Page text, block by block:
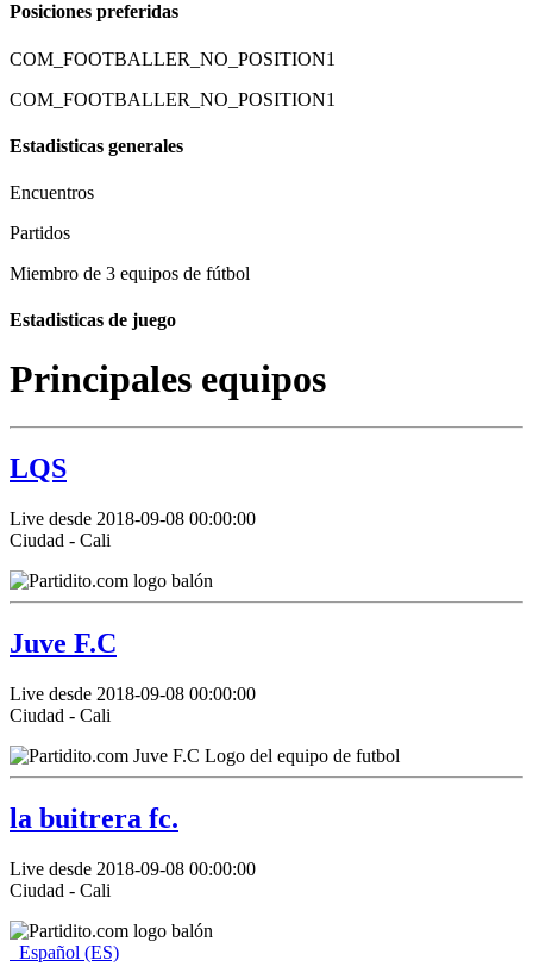
Posiciones preferidas
COM_FOOTBALLER_NO_POSITION1
COM_FOOTBALLER_NO_POSITION1
Estadisticas generales
Encuentros
Partidos
Miembro de 3 equipos de fútbol
Estadisticas de juego
Principales equipos
LQS
Live desde 2018-09-08 00:00:00
Ciudad - Cali
Juve F.C
Live desde 2018-09-08 00:00:00
Ciudad - Cali
la buitrera fc.
Live desde 2018-09-08 00:00:00
Ciudad - Cali
Español (ES)